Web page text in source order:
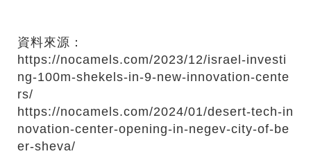
資料來源：
https://nocamels.com/2023/12/israel-investi
ng-100m-shekels-in-9-new-innovation-cente
rs/
https://nocamels.com/2024/01/desert-tech-in
novation-center-opening-in-negev-city-of-be
er-sheva/